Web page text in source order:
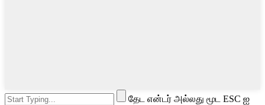
தேட என்டர் அல்லது மூட ESC ஐ